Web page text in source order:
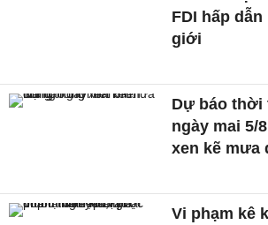
FDI hấp
giới
Dự báo thời
ngày mai 5/
xen kẽ mưa
Vi phạm kê